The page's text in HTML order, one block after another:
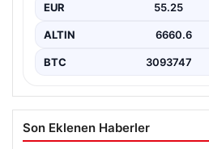
EUR 55.25
ALTIN 6660.6
BTC 3093747
Son Eklenen Haberler